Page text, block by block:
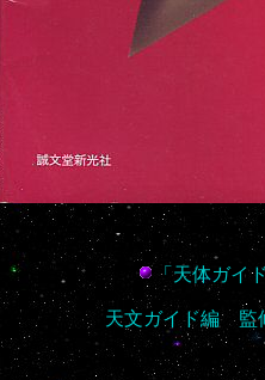
「天体ガイ
天文ガイド編 監